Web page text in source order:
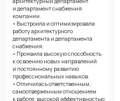
и департамент снабжения
компании.
• Выстроила и оптимизировала
работу архитектурного
департамента и департамента
снабжения.
• Проявила высокую способность
к освоению новых направлений
и постоянному развитию
профессиональных навыков.
• Отличилась ответственным,
самоотверженным отношением
к работе, высокой эффективностью